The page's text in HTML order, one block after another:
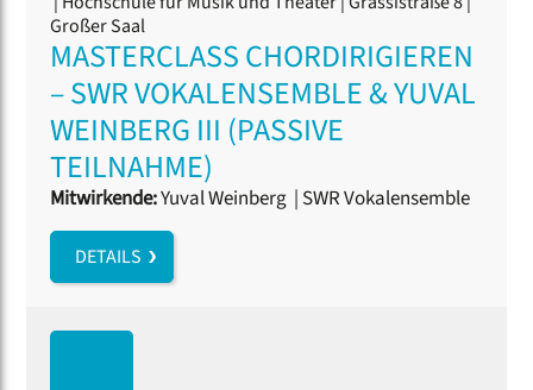
Großer Saal
MASTERCLASS CHORDIRIGIEREN
– SWR VOKALENSEMBLE & YUVAL
WEINBERG III (PASSIVE
TEILNAHME)
Mitwirkende:Yuval Weinberg | SWR Vokalensemble
DETAILS